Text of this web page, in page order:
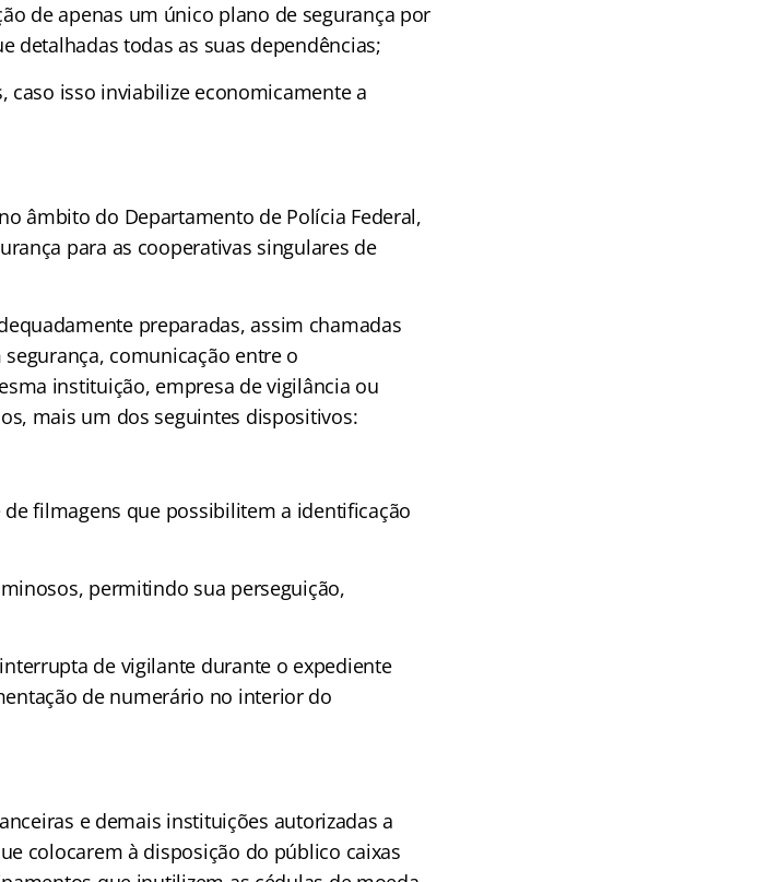
de apenas um único plano de segurança por
detalhadas todas as suas dependências;
caso isso inviabilize economicamente a
âmbito do Departamento de Polícia Federal,
para as cooperativas singulares de
preparadas, assim chamadas
comunicação entre o
instituição, empresa de vigilância ou
mais um dos seguintes dispositivos:
filmagens que possibilitem a identificação
permitindo sua perseguição,
de vigilante durante o expediente
de numerário no interior do
e demais instituições autorizadas a
colocarem à disposição do público caixas